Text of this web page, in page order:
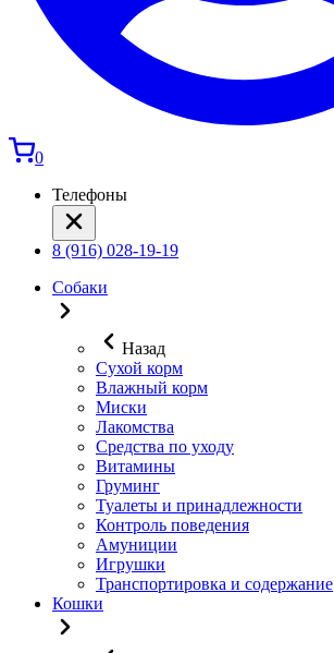
0
Телефоны
8 (916) 028-19-19
Собаки
Назад
Сухой корм
Влажный корм
Миски
Лакомства
Средства по уходу
Витамины
Груминг
Туалеты и принадлежности
Контроль поведения
Амуниции
Игрушки
Транспортировка и содержание
Кошки